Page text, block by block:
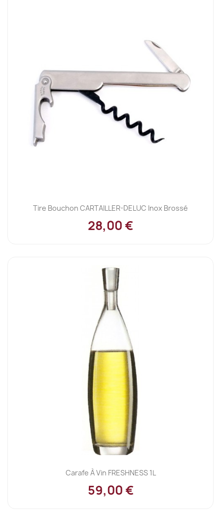
Tire Bouchon CARTAILLER-DELUC Inox Brossé
28,00 €
Carafe À Vin FRESHNESS 1L
59,00 €